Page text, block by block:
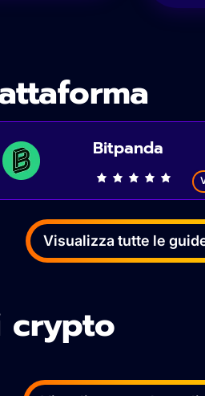
Bitpanda
Visualizza tutte le
crypto